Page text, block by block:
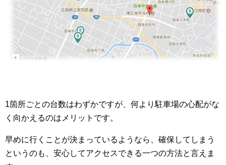
1箇所ごとの台数はわずかですが、何より駐車場の心配がな
く向かえるのはメリットです。
早めに行くことが決まっているようなら、確保してしまう
というのも、安心してアクセスできる一つの方法と言えま